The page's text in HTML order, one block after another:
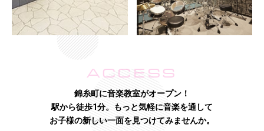
ACCESS
錦糸町に音楽教室がオープン！
駅から徒歩1分。もっと気軽に音楽を通して
お子様の新しい一面を見つけてみませんか。